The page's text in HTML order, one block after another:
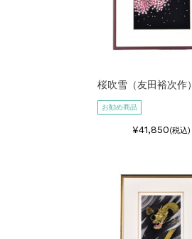
桜吹雪（友田裕次作）
お勧め商品
¥41,850(税込)